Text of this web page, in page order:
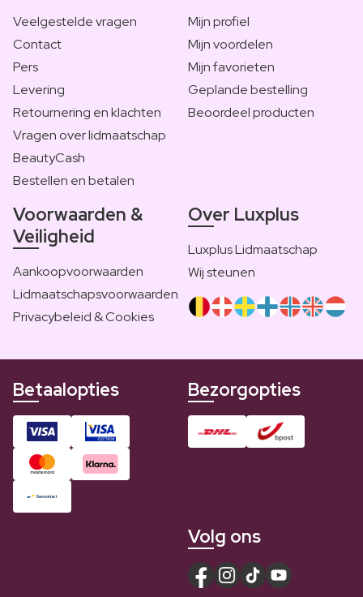
Veelgestelde vragen
Contact
Pers
Levering
Retournering en klachten
Vragen over lidmaatschap
BeautyCash
Bestellen en betalen
Mijn profiel
Mijn voordelen
Mijn favorieten
Geplande bestelling
Beoordeel producten
Voorwaarden &
Veiligheid
Aankoopvoorwaarden
Lidmaatschapsvoorwaarden
Privacybeleid & Cookies
Over Luxplus
Luxplus Lidmaatschap
Wij steunen
Betaalopties Bezorgopties
Volg ons